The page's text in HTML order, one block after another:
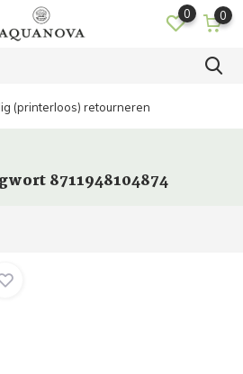
0 0
(printerloos) retourneren
8711948104874